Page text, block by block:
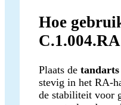
Hoe
Plaats de
stevig in het RA-
de stabiliteit voor